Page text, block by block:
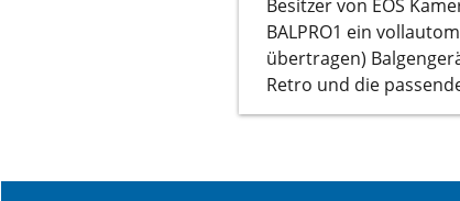
Besitzer von EOS
BALPRO1 ein
übertragen)
Retro und die